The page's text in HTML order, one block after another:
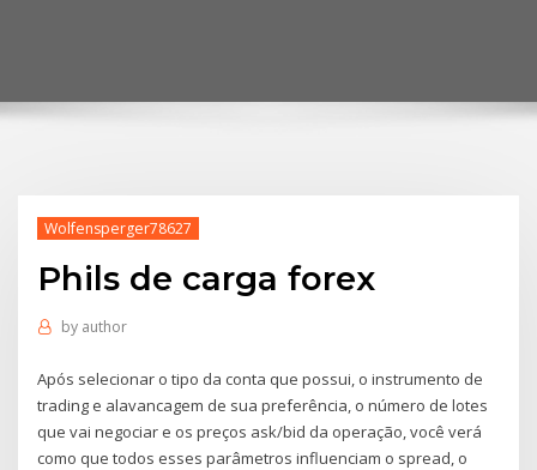
Wolfensperger78627
Phils de carga forex
by author
Após selecionar o tipo da conta que possui, o instrumento de
trading e alavancagem de sua preferência, o número de lotes
que vai negociar e os preços ask/bid da operação, você verá
como que todos esses parâmetros influenciam o spread, o